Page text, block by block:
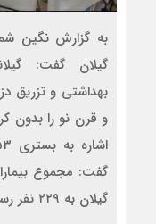
به گزارش نگین
گیلان گفت:
بهداشتی و تزریق
و قرن نو را بدون
گفت: مجموع
گیلان به ۲۲۹ نفر رسید. وی […]